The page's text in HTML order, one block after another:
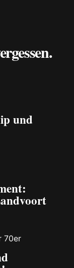
und